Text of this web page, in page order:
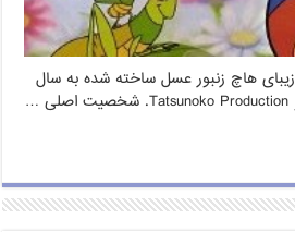
هاچ زنبور عسل ساخته شده به سال